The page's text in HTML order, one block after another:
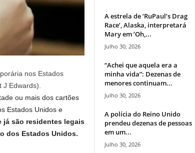
nos Estados
Edwards).
ou mais dos cartões
Estados Unidos e
já são residentes legais
dos Estados Unidos.
A estrela de ‘RuPaul’s Drag
Race’, Alaska, interpretará
Mary em ‘Oh,...
Julho 30, 2026
“Achei que aquela era a
minha vida”: Dezenas de
menores continuam...
Julho 30, 2026
A polícia do Reino Unido
prendeu dezenas de pessoas
em um...
Julho 30, 2026